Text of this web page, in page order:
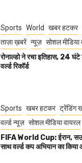
Sports World खबर हटकर
ताज़ा ख़बरें न्यूज़ सोशल मीडिया
रोनाल्डो ने रचा इतिहास, 24
वर्ल्ड रिकॉर्ड
Sports खबर हटकर ट्रेंडिंग
वर्ल्ड न्यूज़ सोशल मीडिया वायरल
FIFA World Cup: ईरान,
साथ वर्ल्ड कप अभियान का